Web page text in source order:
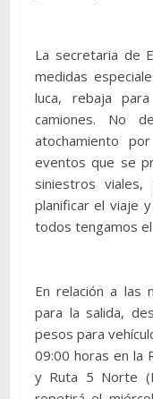
La secretaria de
medidas
luca, rebaja
camiones. No
atochamiento
eventos que se
siniestros
planificar el viaje
todos tengamos
En relación a las
para la salida,
pesos para
09:00 horas en la
y Ruta 5 Norte